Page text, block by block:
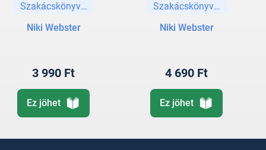
Szakácskönyvek
Niki Webster
3 990 Ft
Ez jöhet
Szakácskönyvek
Niki Webster
4 690 Ft
Ez jöhet